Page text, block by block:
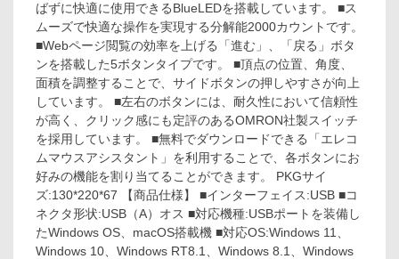
ばずに快適に使用できるBlueLEDを搭載しています。 ■ス
ムーズで快適な操作を実現する分解能2000カウントです。
■Webページ閲覧の効率を上げる「進む」、「戻る」ボタ
ンを搭載した5ボタンタイプです。 ■頂点の位置、角度、
面積を調整することで、サイドボタンの押しやすさが向上
しています。 ■左右のボタンには、耐久性において信頼性
が高く、クリック感にも定評のあるOMRON社製スイッチ
を採用しています。 ■無料でダウンロードできる「エレコ
ムマウスアシスタント」を利用することで、各ボタンにお
好みの機能を割り当てることができます。 PKGサイ
ズ:130*220*67 【商品仕様】 ■インターフェイス:USB ■コ
ネクタ形状:USB（A）オス ■対応機種:USBポートを装備し
たWindows OS、macOS搭載機 ■対応OS:Windows 11、
Windows 10、Windows RT8.1、Windows 8.1、Windows